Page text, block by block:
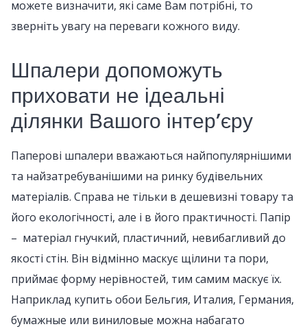
можете визначити, які саме Вам потрібні, то
зверніть увагу на переваги кожного виду.
Шпалери допоможуть
приховати не ідеальні
ділянки Вашого інтер’єру
Паперові шпалери вважаються найпопулярнішими
та найзатребуванішими на ринку будівельних
матеріалів. Справа не тільки в дешевизні товару та
його екологічності, але і в його практичності. Папір
– матеріал гнучкий, пластичний, невибагливий до
якості стін. Він відмінно маскує щілини та пори,
приймає форму нерівностей, тим самим маскує їх.
Наприклад купить обои Бельгия, Италия, Германия,
бумажные или виниловые можна набагато